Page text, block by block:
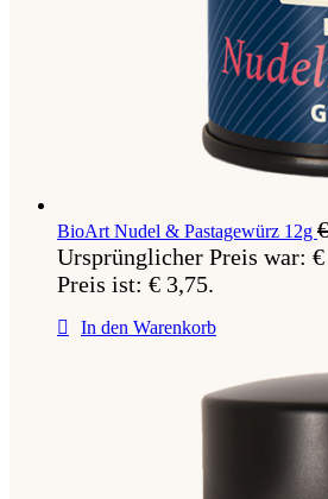
BioArt Nudel & Pastagewürz 12g €
Ursprünglicher Preis war:
Preis ist: € 3,75.
In den Warenkorb